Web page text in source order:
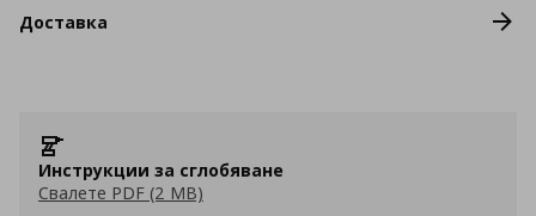
Доставка
Инструкции за сглобяване
Свалете PDF (2 MB)